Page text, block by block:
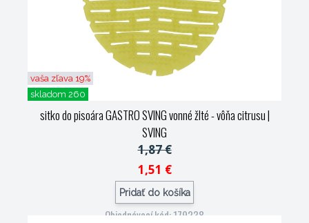
vaša zľava 19%
skladom 260
sitko do pisoára GASTRO SVING vonné žlté - vôňa citrusu|
SVING
1,87 €
1,51 €
Pridať do košíka
Objednávací kód: 179238